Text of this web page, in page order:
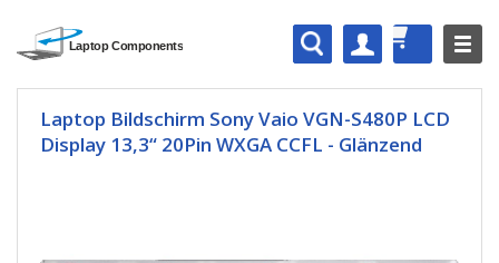
Laptop Bildschirm Sony Vaio VGN-S480P LCD
Display 13,3“ 20Pin WXGA CCFL - Glänzend